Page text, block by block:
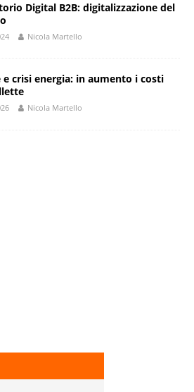
Digital B2B: digitalizzazione del
Nicola Martello
e crisi energia: in aumento i costi
Nicola Martello